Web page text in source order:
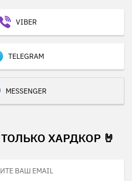
VIBER
TELEGRAM
MESSENGER
ХАРДКОР 🤘